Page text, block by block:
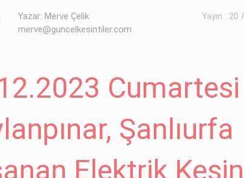
Yazar: Merve Çelik
merve@guncelkesintiler.com
Yayın : 20
Cumartesi
Şanlıurfa
Elektrik